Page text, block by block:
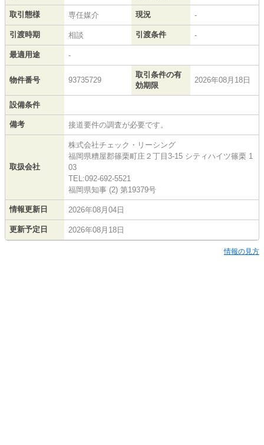
取引態様 専任媒介 現況 -
引渡時期 相談 引渡条件 -
最適用途 -
物件番号 93735729
取引条件の有
効期限
2026年08月18日
設備条件
備考 接道要件の調査が必要です。
取扱会社
株式会社チェック・リーシング
福岡県糟屋郡篠栗町庄２丁目3-15 シティハイツ篠栗 1
03
TEL:092-692-5521
福岡県知事 (2) 第19379号
情報更新日 2026年08月04日
更新予定日 2026年08月18日
情報の見方